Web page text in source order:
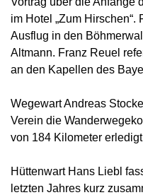
im Hotel „Zum
Ausflug in den
Altmann. Franz Reuel
an den Kapellen des
Wegewart Andreas
Verein die
von 184 Kilometer
Hüttenwart Hans Liebl
letzten Jahres kurz